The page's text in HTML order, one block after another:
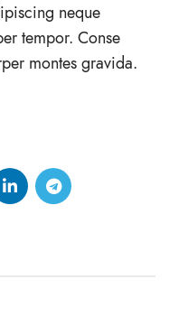
neque
tempor. Conse
montes gravida.